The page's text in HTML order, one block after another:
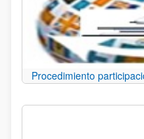
Procedimiento